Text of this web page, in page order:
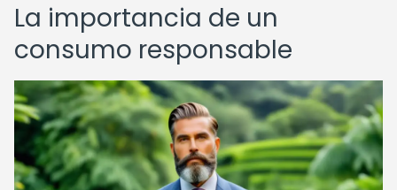
La importancia de un
consumo responsable